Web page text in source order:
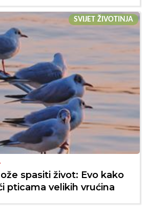
SVIJET ŽIVOTINJA
spasiti život: Evo kako
pticama velikih vrućina